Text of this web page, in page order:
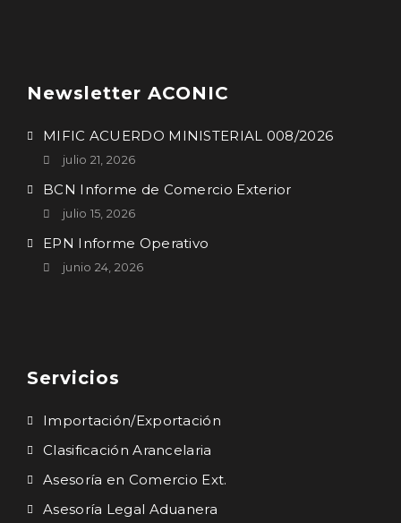
Newsletter ACONIC
MIFIC ACUERDO MINISTERIAL 008/2026
julio 21, 2026
BCN Informe de Comercio Exterior
julio 15, 2026
EPN Informe Operativo
junio 24, 2026
Servicios
Importación/Exportación
Clasificación Arancelaria
Asesoría en Comercio Ext.
Asesoría Legal Aduanera